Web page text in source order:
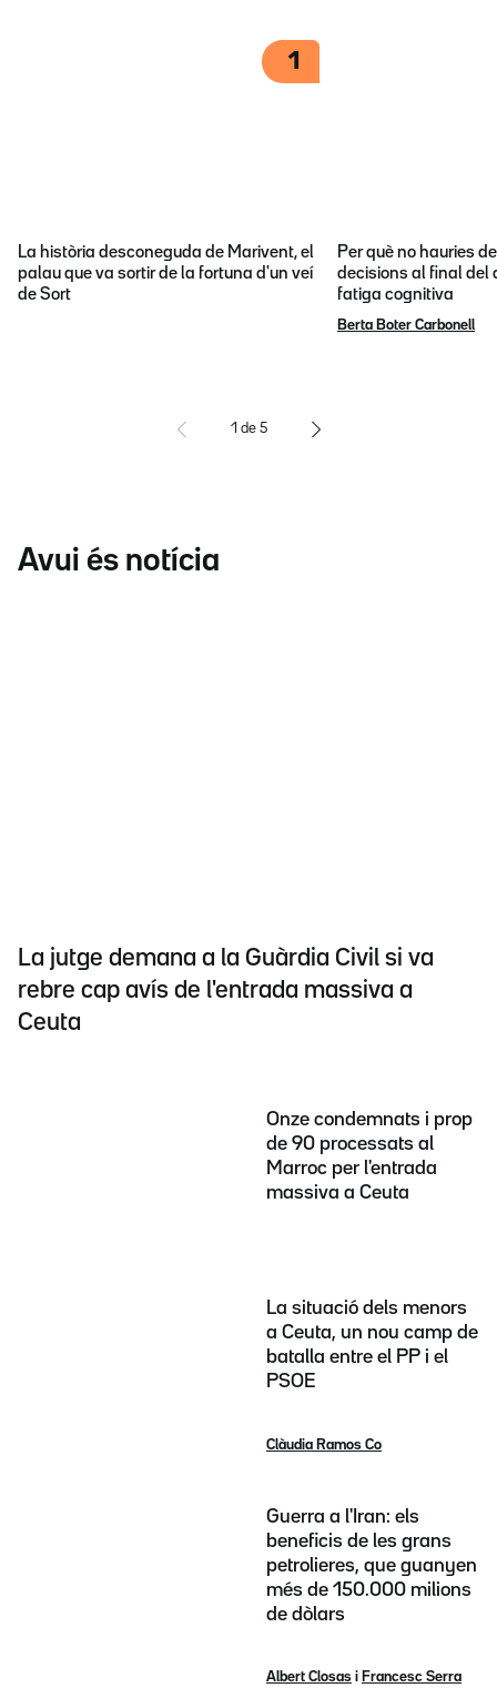
1
La història desconeguda de Marivent, el
palau que va sortir de la fortuna d'un veí
de Sort
Per què no hauries
decisions al final del
fatiga cognitiva
Berta Boter Carbonell
1 de 5
Avui és notícia
La jutge demana a la Guàrdia Civil si va
rebre cap avís de l'entrada massiva a
Ceuta
Onze condemnats i prop
de 90 processats al
Marroc per l'entrada
massiva a Ceuta
La situació dels menors
a Ceuta, un nou camp de
batalla entre el PP i el
PSOE
Clàudia Ramos Co
Guerra a l'Iran: els
beneficis de les grans
petrolieres, que guanyen
més de 150.000 milions
de dòlars
Albert Closas i Francesc Serra